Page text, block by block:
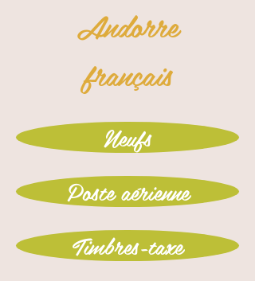
Andorre
français
Neufs
Poste aérienne
Timbres-taxe